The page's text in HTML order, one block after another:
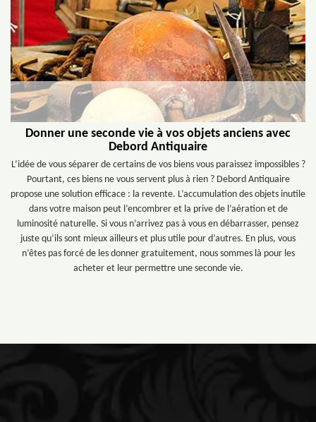
Donner une seconde vie à vos objets anciens avec
Debord Antiquaire
L’idée de vous séparer de certains de vos biens vous paraissez impossibles ?
Pourtant, ces biens ne vous servent plus à rien ? Debord Antiquaire
propose une solution efficace : la revente. L’accumulation des objets inutile
dans votre maison peut l’encombrer et la prive de l’aération et de
luminosité naturelle. Si vous n’arrivez pas à vous en débarrasser, pensez
juste qu’ils sont mieux ailleurs et plus utile pour d’autres. En plus, vous
n’êtes pas forcé de les donner gratuitement, nous sommes là pour les
acheter et leur permettre une seconde vie.